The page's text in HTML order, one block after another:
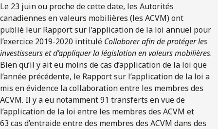
Le 23 juin ou proche de cette date, les Autorités
canadiennes en valeurs mobilières (les ACVM) ont
publié leur Rapport sur l’application de la loi annuel pour
l’exercice 2019-2020 intitulé Collaborer afin de protéger les
investisseurs et d’appliquer la législation en valeurs mobilières.
Bien qu’il y ait eu moins de cas d’application de la loi que
l’année précédente, le Rapport sur l’application de la loi a
mis en évidence la collaboration entre les membres des
ACVM. Il y a eu notamment 91 transferts en vue de
l’application de la loi entre les membres des ACVM et
63 cas d’entraide entre des membres des ACVM dans des